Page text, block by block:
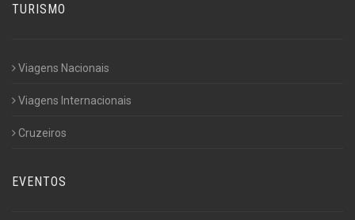
TURISMO
Viagens Nacionais
Viagens Internacionais
Cruzeiros
EVENTOS